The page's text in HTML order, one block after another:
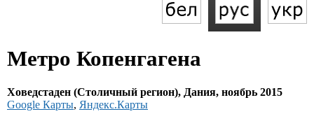
Метро Копенгагена
Ховедстаден (Столичный регион), Дания, ноябрь 2015
Google Карты, Яндекс.Карты